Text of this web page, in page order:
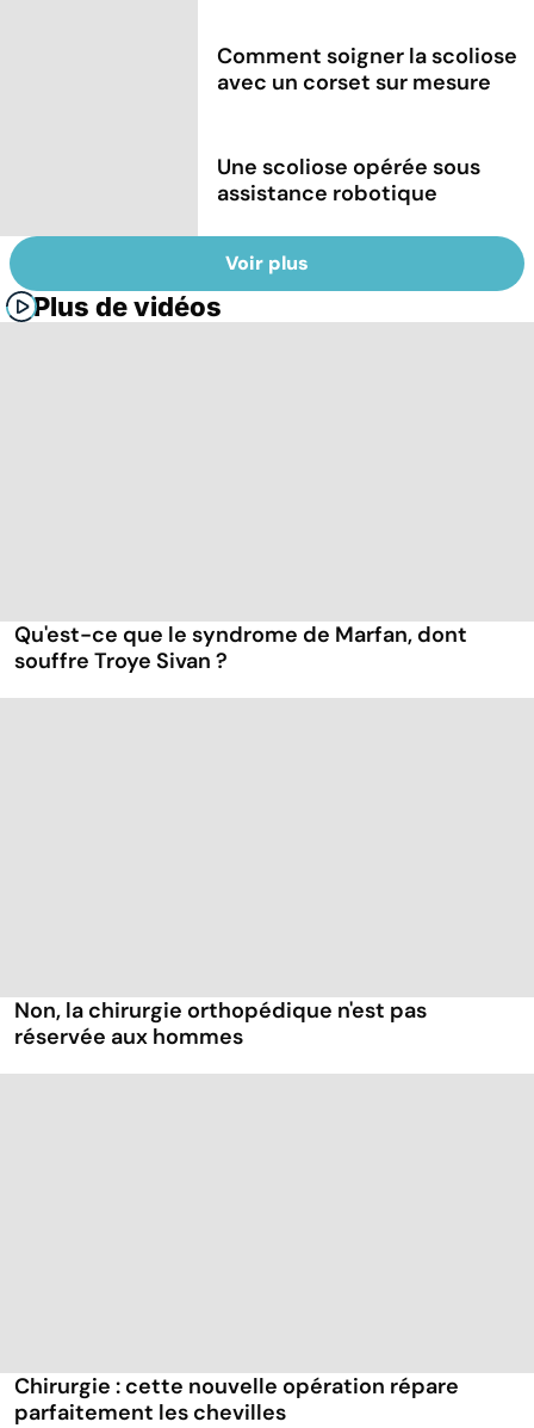
Comment soigner la scoliose
avec un corset sur mesure
Une scoliose opérée sous
assistance robotique
Voir plus
Plus de vidéos
Qu'est-ce que le syndrome de Marfan, dont
souffre Troye Sivan ?
Non, la chirurgie orthopédique n'est pas
réservée aux hommes
Chirurgie : cette nouvelle opération répare
parfaitement les chevilles